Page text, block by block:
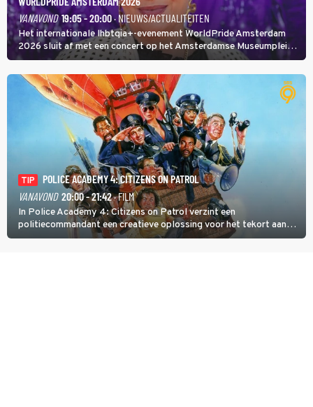
VANAVOND 19:05 - 20:00· NIEUWS/ACTUALITEITEN
Het internationale lhbtqia+-evenement WorldPride Amsterdam
2026 sluit af met een concert op het Amsterdamse Museumplein.
Anita Doth is een van de optredende artiesten. In de jaren 90
veroverde ze de wereld als zangeres van 2Unlimited.
TIP
POLICE ACADEMY 4: CITIZENS ON PATROL
VANAVOND 20:00 - 21:42· FILM
In Police Academy 4: Citizens on Patrol verzint een
politiecommandant een creatieve oplossing voor het tekort aan
agenten.